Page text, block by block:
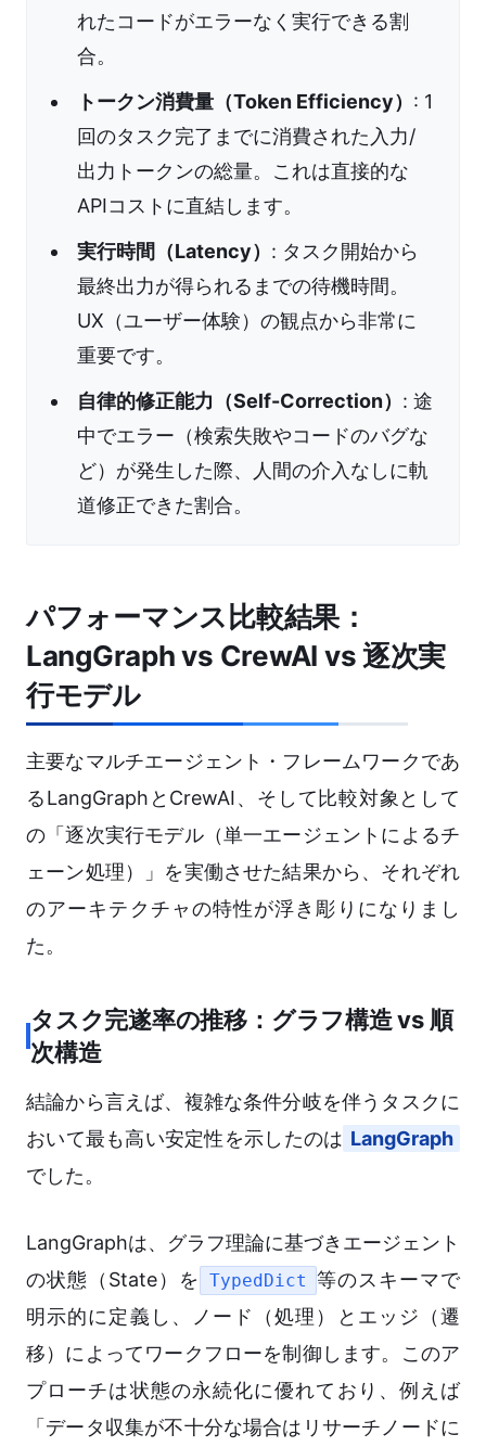
れたコードがエラーなく実行できる割
合。
トークン消費量（Token Efficiency） : 1
回のタスク完了までに消費された入力/
出力トークンの総量。これは直接的な
APIコストに直結します。
実行時間（Latency） : タスク開始から
最終出力が得られるまでの待機時間。
UX（ユーザー体験）の観点から非常に
重要です。
自律的修正能力（Self-Correction） : 途
中でエラー（検索失敗やコードのバグな
ど）が発生した際、人間の介入なしに軌
道修正できた割合。
パフォーマンス比較結果：
LangGraph vs CrewAI vs 逐次実
行モデル
主要なマルチエージェント・フレームワークであ
るLangGraphとCrewAI、そして比較対象として
の「逐次実行モデル（単一エージェントによるチ
ェーン処理）」を実働させた結果から、それぞれ
のアーキテクチャの特性が浮き彫りになりまし
た。
タスク完遂率の推移：グラフ構造 vs 順
次構造
結論から言えば、複雑な条件分岐を伴うタスクに
おいて最も高い安定性を示したのは LangGraph
でした。
LangGraphは、グラフ理論に基づきエージェント
の状態（State）を
TypedDict 等のスキーマで
明示的に定義し、ノード（処理）とエッジ（遷
移）によってワークフローを制御します。このア
プローチは状態の永続化に優れており、例えば
「データ収集が不十分な場合はリサーチノードに